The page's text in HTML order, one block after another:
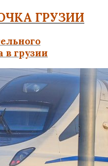
ГРУЗИИ
в грузии